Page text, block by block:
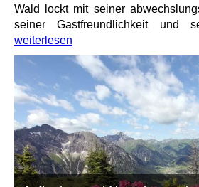
Wald lockt mit seiner
seiner Gastfreundlichkeit und
weiterlesen